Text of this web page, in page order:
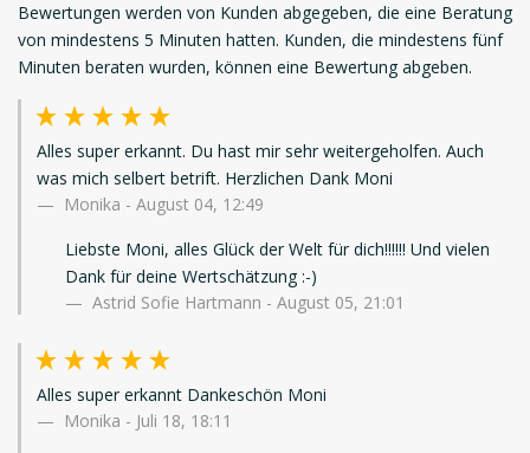
Bewertungen werden von Kunden abgegeben, die eine Beratung
von mindestens 5 Minuten hatten. Kunden, die mindestens fünf
Minuten beraten wurden, können eine Bewertung abgeben.
Alles super erkannt. Du hast mir sehr weitergeholfen. Auch
was mich selbert betrift. Herzlichen Dank Moni
Monika - August 04, 12:49
Liebste Moni, alles Glück der Welt für dich!!!!!! Und vielen
Dank für deine Wertschätzung :-)
Astrid Sofie Hartmann - August 05, 21:01
Alles super erkannt Dankeschön Moni
Monika - Juli 18, 18:11